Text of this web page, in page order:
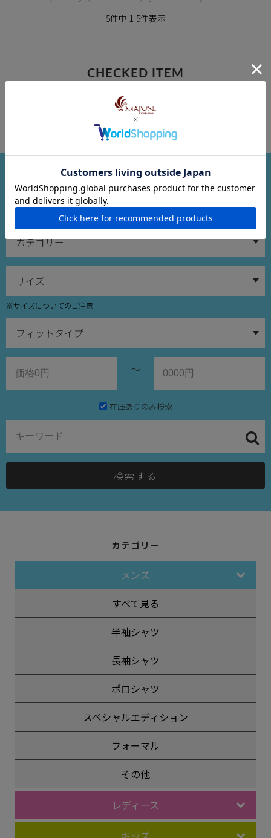
5件中 1-5件表示
CHECKED ITEM
商品検索
※サイズについてのご注意
～
在庫ありのみ検索
検索する
カテゴリー
メンズ
すべて見る
半袖シャツ
長袖シャツ
ポロシャツ
スペシャルエディション
フォーマル
その他
レディース